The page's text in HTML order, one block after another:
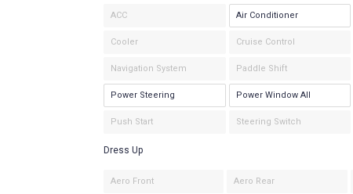
ACC Air Conditioner
Cooler Cruise Control
Navigation System Paddle Shift
Power Steering Power Window All
Push Start Steering Switch
Dress Up
Aero Front Aero Rear